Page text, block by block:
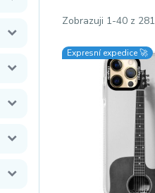
Zobrazuji 1-40 z 281
Expresní expedice 🚀